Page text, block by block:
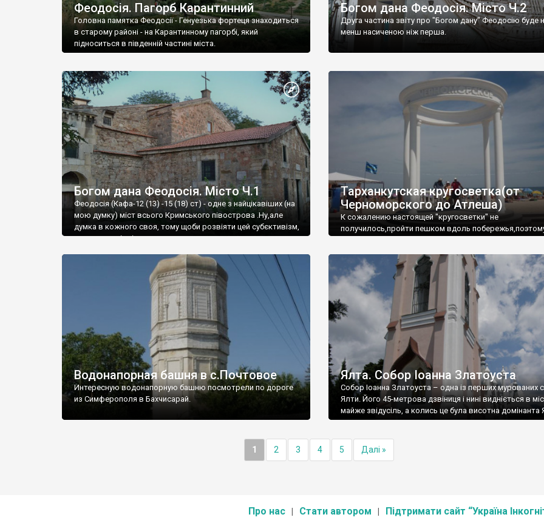
Феодосія. Пагорб Карантинний
Головна памятка Феодосії - Генуезька фортеця знаходиться
в старому районі - на Карантинному пагорбі, який
підноситься в південній частині міста.
Богом дана Феодосія. Місто Ч.2
Друга частина звіту про "Богом дану" Феодосію буде
менш насиченою ніж перша.
Богом дана Феодосія. Місто Ч.1
Феодосія (Кафа-12 (13) -15 (18) ст) - одне з найцікавіших (на
мою думку) міст всього Кримського півострова .Ну,але
думка в кожного своя, тому щоби розвіяти цей субєктивізм,
запрошую відвідати це
Тарханкутская кругосветка(от
Черноморского до Атлеша)
К сожалению настоящей "кругосветки" не
получилось,пройти пешком вдоль
Водонапорная башня в с.Почтовое
Интересную водонапорную башню посмотрели по дороге
из Симферополя в Бахчисарай.
Ялта. Собор Іоанна Златоуста
Собор Іоанна Златоуста – одна із перших мурованих
Ялти. Його 45-метрова дзвіниця і нині видніється в
майже звідусіль, а колись це була висотна домінанта
1 2 3 4 5 Далі »
Про нас Стати автором Підтримати сайт “Україна